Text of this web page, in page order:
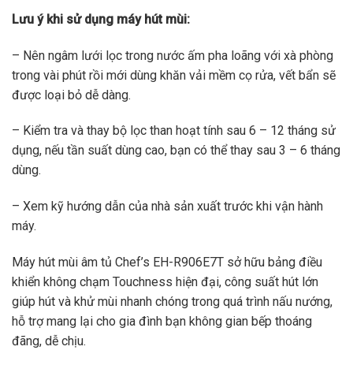
Lưu ý khi sử dụng máy hút mùi:
– Nên ngâm lưới lọc trong nước ấm pha loãng với xà phòng
trong vài phút rồi mới dùng khăn vải mềm cọ rửa, vết bẩn sẽ
được loại bỏ dễ dàng.
– Kiểm tra và thay bộ lọc than hoạt tính sau 6 – 12 tháng sử
dụng, nếu tần suất dùng cao, bạn có thể thay sau 3 – 6 tháng
dùng.
– Xem kỹ hướng dẫn của nhà sản xuất trước khi vận hành
máy.
Máy hút mùi âm tủ Chef’s EH-R906E7T sở hữu bảng điều
khiển không chạm Touchness hiện đại, công suất hút lớn
giúp hút và khử mùi nhanh chóng trong quá trình nấu nướng,
hỗ trợ mang lại cho gia đình bạn không gian bếp thoáng
đãng, dễ chịu.